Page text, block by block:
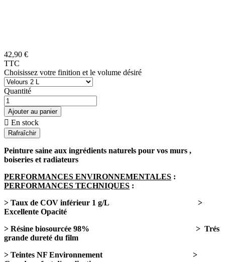
42,90 €
TTC
Choisissez votre finition et le volume désiré
Quantité
Ajouter au panier
 En stock
Peinture saine aux ingrédients naturels pour vos murs ,
boiseries et radiateurs
PERFORMANCES ENVIRONNEMENTALES :
PERFORMANCES TECHNIQUES :
> Taux de COV inférieur 1 g/L >
Excellente Opacité
> Résine biosourcée 98% > Trés
grande dureté du film
> Teintes NF Environnement >